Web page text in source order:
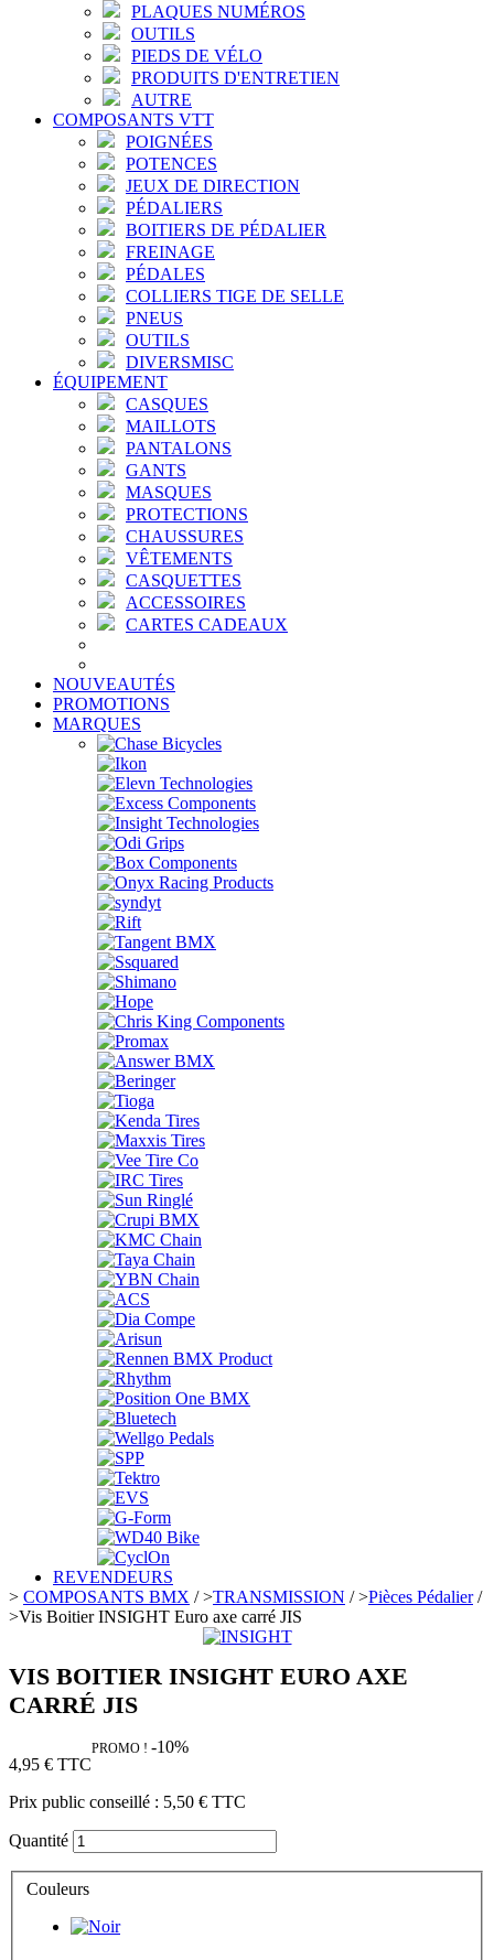
PLAQUES NUMÉROS
OUTILS
PIEDS DE VÉLO
PRODUITS D'ENTRETIEN
AUTRE
COMPOSANTS VTT
POIGNÉES
POTENCES
JEUX DE DIRECTION
PÉDALIERS
BOITIERS DE PÉDALIER
FREINAGE
PÉDALES
COLLIERS TIGE DE SELLE
PNEUS
OUTILS
DIVERSMISC
ÉQUIPEMENT
CASQUES
MAILLOTS
PANTALONS
GANTS
MASQUES
PROTECTIONS
CHAUSSURES
VÊTEMENTS
CASQUETTES
ACCESSOIRES
CARTES CADEAUX
NOUVEAUTÉS
PROMOTIONS
MARQUES
REVENDEURS
> COMPOSANTS BMX />TRANSMISSION />Pièces Pédalier/
>Vis Boitier INSIGHT Euro axe carré JIS
VIS BOITIER INSIGHT EURO AXE
CARRÉ JIS
4,95 € TTC
PROMO ! -10%
Prix public conseillé : 5,50 € TTC
Quantité
Couleurs